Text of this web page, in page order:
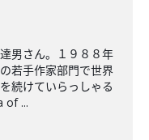
男さん。１９８８年
若手作家部門で世界
続けていらっしゃる
of ...